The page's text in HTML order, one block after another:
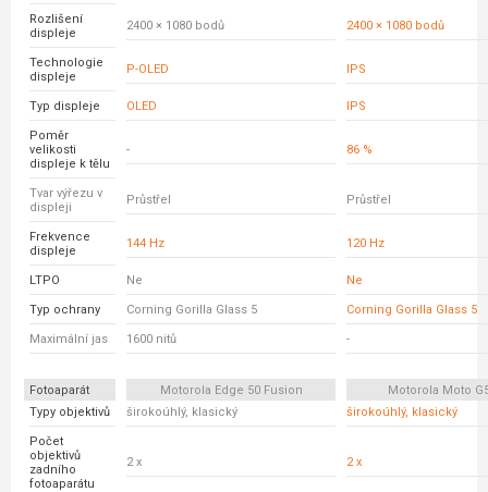
Rozlišení
displeje
2400 × 1080 bodů 2400 × 1080 bodů
Technologie
displeje
P-OLED IPS
Typ displeje OLED IPS
Poměr
velikosti
displeje k tělu
- 86 %
Tvar výřezu v
displeji
Průstřel Průstřel
Frekvence
displeje
144 Hz 120 Hz
LTPO Ne Ne
Typ ochrany Corning Gorilla Glass 5 Corning Gorilla Glass 5
Maximální jas 1600 nitů -
Fotoaparát Motorola Edge 50 Fusion
Motorola Moto
Typy objektivů
širokoúhlý, klasický širokoúhlý, klasický
Počet
objektivů
zadního
fotoaparátu
2 x 2 x